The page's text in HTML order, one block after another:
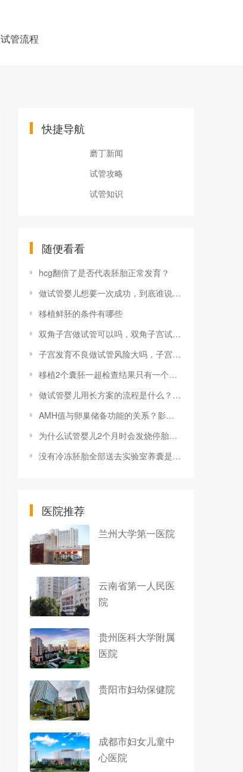
试管流程
快捷导航
磨丁新闻
试管攻略
试管知识
随便看看
hcg翻倍了是否代表胚胎正常发育？
做试管婴儿想要一次成功，到底谁说了算
移植鲜胚的条件有哪些
双角子宫做试管可以吗，双角子宫试管选男女的要求及花费明细
子宫发育不良做试管风险大吗，子宫发育不佳做试管的影响及解决方法
移植2个囊胚一超检查结果只有一个孕囊怎么回事？
做试管婴儿用长方案的流程是什么？有哪几些步骤？
AMH值与卵巢储备功能的关系？影响AMH值的因素有哪些
为什么试管婴儿2个月时会发烧停胎？这些治疗方法可处理这个问题！
没有冷冻胚胎全部送去实验室养囊是什么意思
医院推荐
兰州大学第一医院
云南省第一人民医
院
贵州医科大学附属
医院
贵阳市妇幼保健院
成都市妇女儿童中
心医院